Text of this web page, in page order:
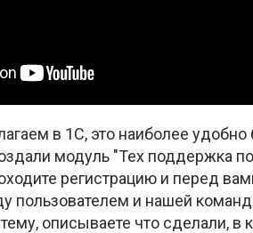
в 1С, это наиболее удобно
модуль "Тех поддержка
регистрацию и перед
пользователем и нашей
описываете что сделали, в